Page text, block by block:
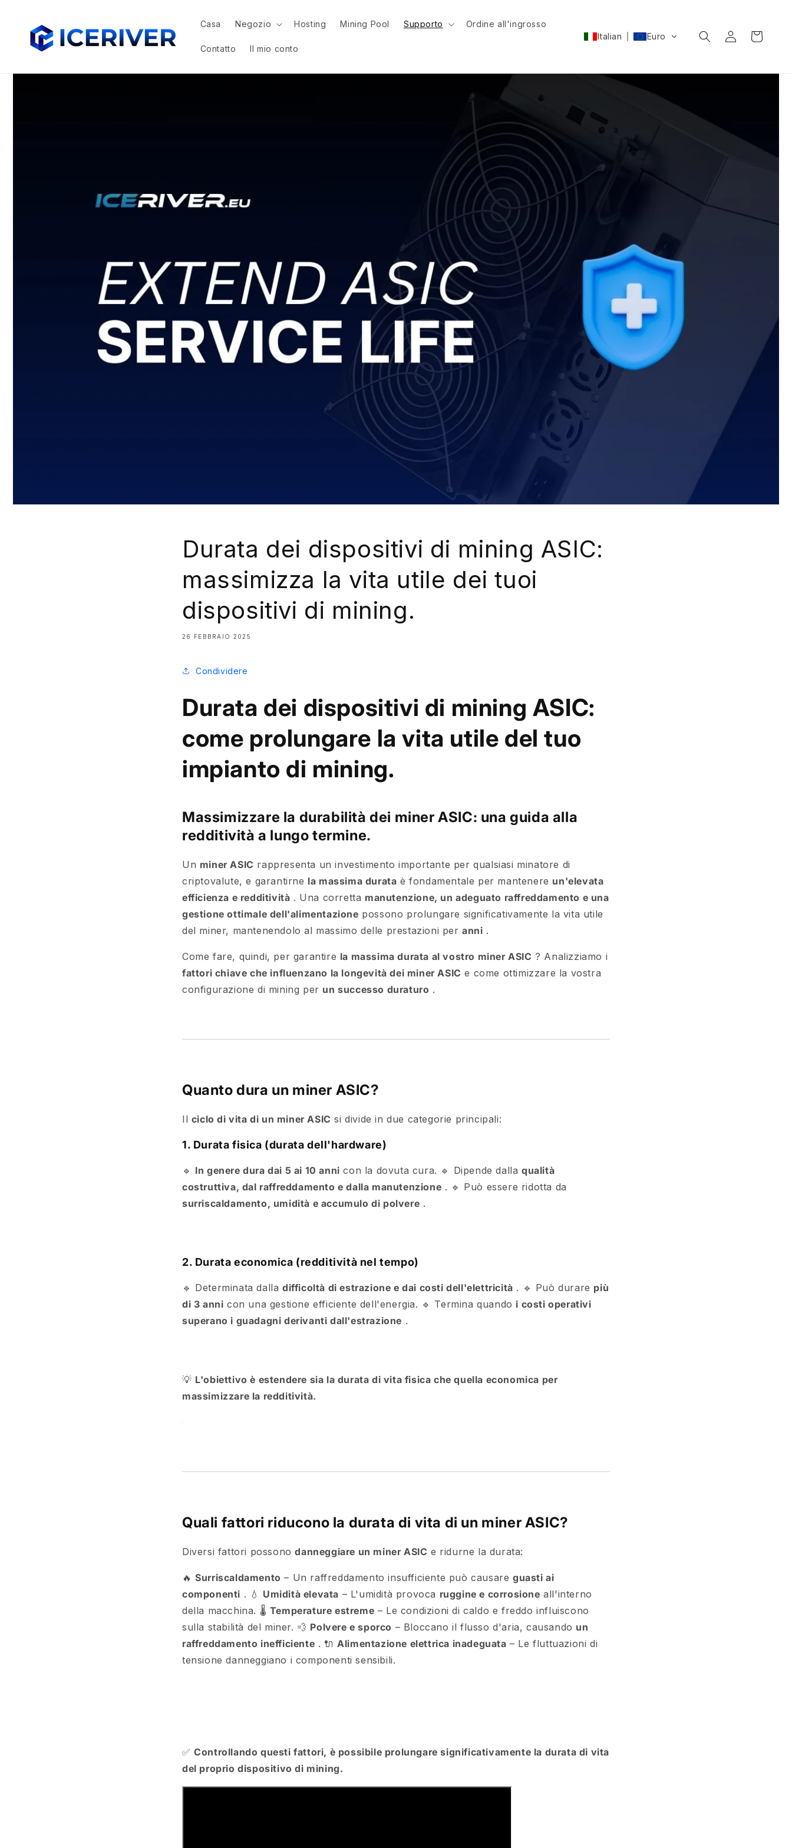
ai contenuti
Casa Negozio Hosting Mining Pool Supporto Ordine all'ingrosso
Contatto Il mio conto
Italian Euro Accedi Carrello
Durata dei dispositivi di mining ASIC:
massimizza la vita utile dei tuoi
dispositivi di mining.
26 FEBBRAIO 2025
Condividere
Durata dei dispositivi di mining ASIC:
come prolungare la vita utile del tuo
impianto di mining.
Massimizzare la durabilità dei miner ASIC: una guida alla
redditività a lungo termine.
Un miner ASIC rappresenta un investimento importante per qualsiasi minatore di
criptovalute, e garantirne la massima durata è fondamentale per mantenere un'elevata
efficienza e redditività . Una corretta manutenzione, un adeguato raffreddamento e una
gestione ottimale dell'alimentazione possono prolungare significativamente la vita utile
del miner, mantenendolo al massimo delle prestazioni peranni .
Come fare, quindi, per garantire la massima durata al vostro miner ASIC ? Analizziamo i
fattori chiave che influenzano la longevità dei miner ASIC e come ottimizzare la vostra
configurazione di mining per un successo duraturo .
Quanto dura un miner ASIC?
Il ciclo di vita di un miner ASIC si divide in due categorie principali:
1. Durata fisica (durata dell'hardware)
🔹 In genere dura dai 5 ai 10 anni con la dovuta cura. 🔹 Dipende dallaqualità
costruttiva, dal raffreddamento e dalla manutenzione . 🔹 Può essere ridotta da
surriscaldamento, umidità e accumulo di polvere .
2. Durata economica (redditività nel tempo)
🔹 Determinata dalla difficoltà di estrazione e dai costi dell'elettricità . 🔹 Può durare più
di 3 anni con una gestione efficiente dell'energia. 🔹 Termina quando i costi operativi
superano i guadagni derivanti dall'estrazione .
💡 L'obiettivo è estendere sia la durata di vita fisica che quella economica per
massimizzare la redditività.
Quali fattori riducono la durata di vita di un miner ASIC?
Diversi fattori possonodanneggiare un miner ASIC e ridurne la durata:
🔥Surriscaldamento – Un raffreddamento insufficiente può causareguasti ai
componenti . 💧 Umidità elevata – L'umidità provoca ruggine e corrosione all'interno
della macchina. 🌡 Temperature estreme – Le condizioni di caldo e freddo influiscono
sulla stabilità del miner. 💨 Polvere e sporco – Bloccano il flusso d'aria, causando un
raffreddamento inefficiente . 🔌Alimentazione elettrica inadeguata – Le fluttuazioni di
tensione danneggiano i componenti sensibili.
✅Controllando questi fattori, è possibile prolungare significativamente la durata di vita
del proprio dispositivo di mining.